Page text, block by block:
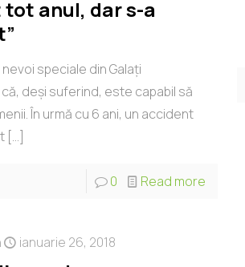
anul, dar s-a
speciale din Galaţi
deşi suferind, este capabil să
În urmă cu 6 ani, un accident
[…]
0 Read more
ianuarie 26, 2018